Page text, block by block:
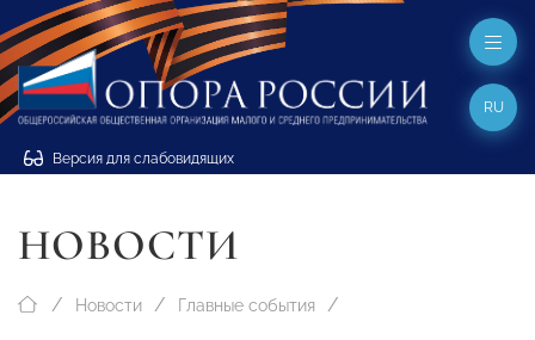
Версия для слабовидящих
RU
НОВОСТИ
Новости Главные события